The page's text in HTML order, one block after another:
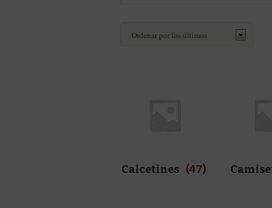
Calcetines (47)